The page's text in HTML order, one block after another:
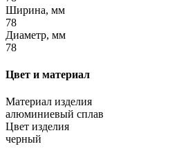
Ширина, мм
78
Диаметр, мм
78
Цвет и материал
Материал изделия
алюминиевый сплав
Цвет изделия
черный